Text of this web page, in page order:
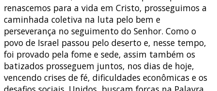
renascemos para a vida em Cristo, prosseguimos a
caminhada coletiva na luta pelo bem e
perseverança no seguimento do Senhor. Como o
povo de Israel passou pelo deserto e, nesse tempo,
foi provado pela fome e sede, assim também os
batizados prosseguem juntos, nos dias de hoje,
vencendo crises de fé, dificuldades econômicas e os